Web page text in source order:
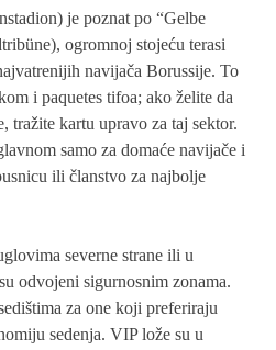
je poznat po “Gelbe
ogromnoj stojeću terasi
navijača Borussije. To
i paquetes tifoa; ako želite da
tražite kartu upravo za taj sektor.
samo za domaće navijače i
ili članstvo za najbolje
severne strane ili u
odvojeni sigurnosnim zonama.
za one koji preferiraju
sedenja. VIP lože su u